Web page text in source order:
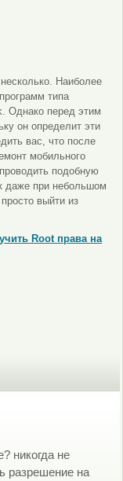
Наиболее
типа
Однако перед этим
он определит эти
вас, что после
мобильного
подобную
даже при небольшом
выйти из
Root права на
никогда не
разрешение на